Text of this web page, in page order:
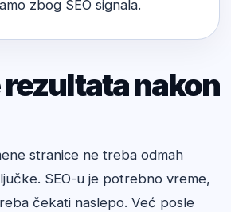
zbog SEO signala.
nakon
stranice ne treba odmah
SEO-u je potrebno vreme,
čekati naslepo. Već posle